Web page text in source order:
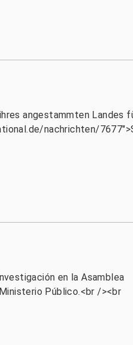
angestammten Landes
nachrichten/
en la Asamblea
Público.<br /><br